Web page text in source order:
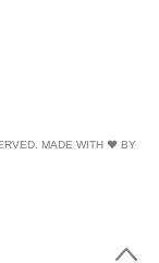
MADE WITH ❤ BY